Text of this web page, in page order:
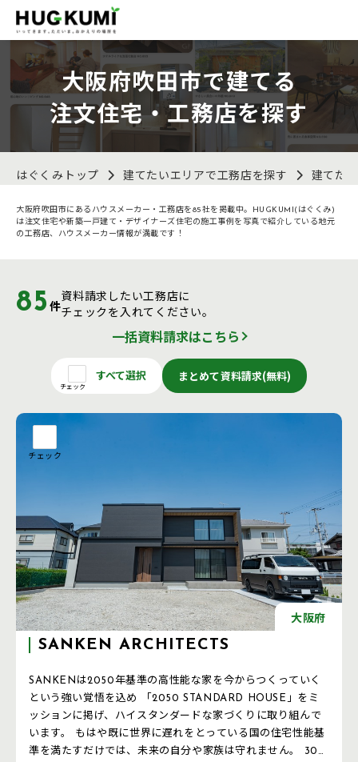
大阪府吹田市で建てる
注文住宅・工務店を探す
はぐくみトップ 建てたいエリアで工務店を探す 建てた
大阪府吹田市にあるハウスメーカー・工務店を85社を掲載中。HUGKUMI(はぐくみ)
は注文住宅や新築一戸建て・デザイナーズ住宅の施工事例を写真で紹介している地元
の工務店、ハウスメーカー情報が満載です！
85 件
資料請求したい工務店に
チェックを入れてください。
一括資料請求はこちら
チェック
すべて選択 まとめて資料請求(無料)
チェック
大阪府
SANKEN ARCHITECTS
SANKENは2050年基準の高性能な家を今からつくっていく
という強い覚悟を込め 「2050 STANDARD HOUSE」をミ
ッションに掲げ、ハイスタンダードな家づくりに取り組んで
います。 もはや既に世界に遅れをとっている国の住宅性能基
準を満たすだけでは、未来の自分や家族は守れません。 30